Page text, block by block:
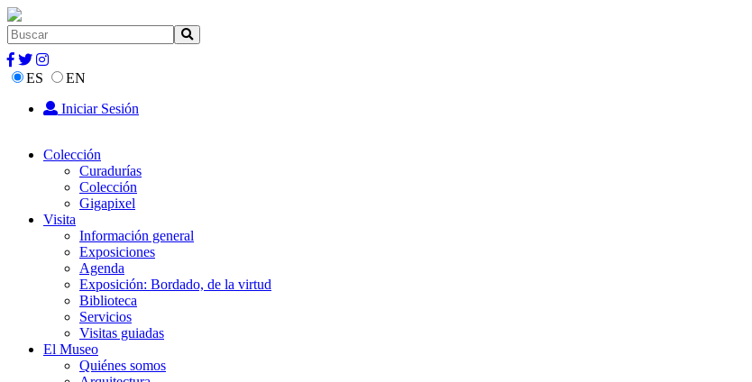
ES
EN
Iniciar Sesión
Colección
Curadurías
Colección
Gigapixel
Visita
Información general
Exposiciones
Agenda
Exposición: Bordado, de la virtud
Biblioteca
Servicios
Visitas guiadas
El Museo
Quiénes somos